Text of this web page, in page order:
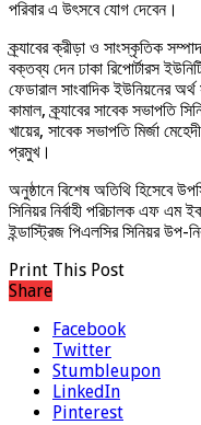
পরিবার এ উৎসবে যোগ দেবেন।
ক্র্যাবের ক্রীড়া ও সাংস্কৃতিক
বক্তব্য দেন ঢাকা রিপোর্টারস
ফেডারাল সাংবাদিক ইউনিয়নের
কামাল, ক্র্যাবের সাবেক সভাপতি
খায়ের, সাবেক সভাপতি মির্জা
প্রমুখ।
অনুষ্ঠানে বিশেষ অতিথি হিসেবে
সিনিয়র নির্বাহী পরিচালক এফ
ইন্ডাস্ট্রিজ পিএলসির সিনিয়র উপ-
Print This Post
Share
Facebook
Twitter
Stumbleupon
LinkedIn
Pinterest